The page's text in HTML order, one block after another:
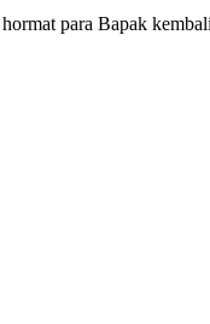
para Bapak